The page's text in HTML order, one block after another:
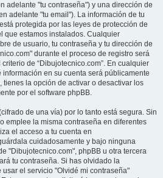
adelante "tu contraseña") y una dirección de
adelante "tu email"). La información de tu
protegida por las leyes de protección de
que estamos instalados. Cualquier
de usuario, tu contraseña y tu dirección de
durante el proceso de registro será
de “Dibujotecnico.com”. En cualquier
en su cuenta será públicamente
tienes la opción de activar o desactivar los
por el software phpBB.
de una vía) por lo tanto está segura. Sin
emplee la misma contraseña en diferentes
el acceso a tu cuenta en
cuidadosamente y bajo ninguna
"Dibujotecnico.com", phpBB u otra tercera
tu contraseña. Si has olvidado la
el servicio "Olvidé mi contraseña"